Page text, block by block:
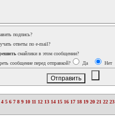
подпись?
ответы по e-mail?
смайлики в этом сообщении?
сообщение перед отправкой?
Да Нет
4 5 6 7 8 9 10 11 12 13 14 15 16 17 18 19 20 21 22 23